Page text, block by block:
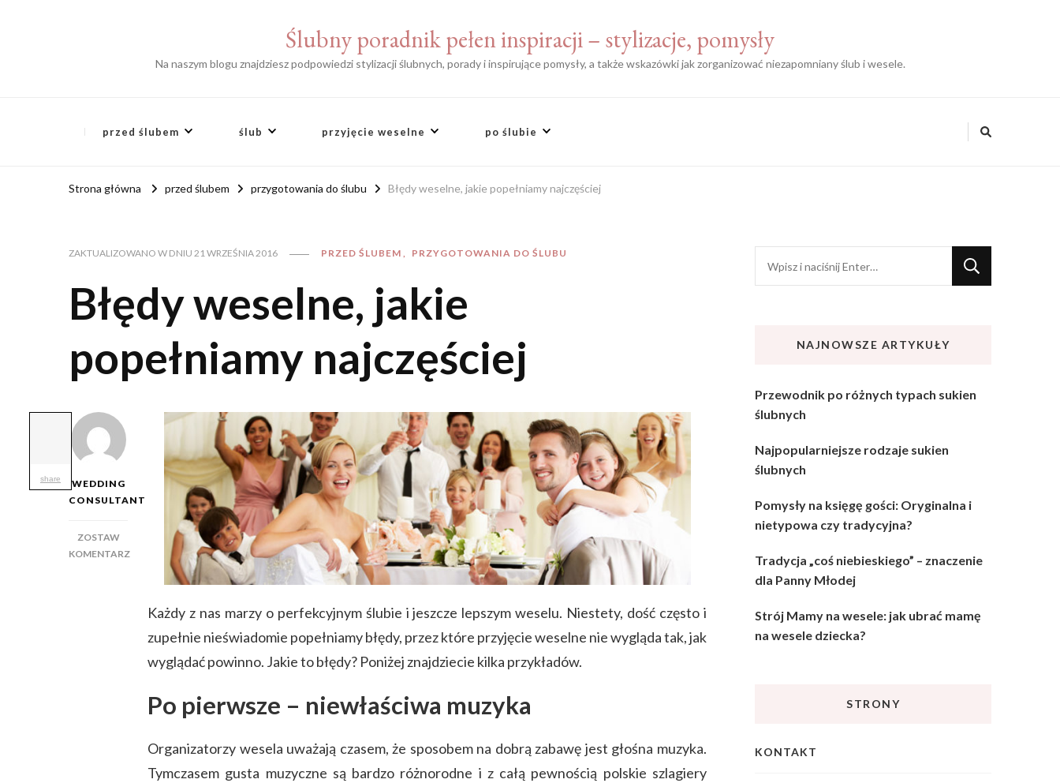
Ślubny poradnik pełen inspiracji – stylizacje, pomysły
Na naszym blogu znajdziesz podpowiedzi stylizacji ślubnych, porady i inspirujące pomysły, a także wskazówki jak zorganizować niezapomniany ślub i wesele.
przed ślubem ślub przyjęcie weselne po ślubie
Strona główna przed ślubem przygotowania do ślubu Błędy weselne, jakie popełniamy najczęściej
ZAKTUALIZOWANO W DNIU 21 WRZEŚNIA 2016 PRZED ŚLUBEM PRZYGOTOWANIA DO ŚLUBU
Błędy weselne, jakie
popełniamy najczęściej
WEDDING
CONSULTANT
ZOSTAW
KOMENTARZ
POPEŁNIAMY
share
Każdy z nas marzy o perfekcyjnym ślubie i jeszcze lepszym weselu. Niestety, dość często i
zupełnie nieświadomie popełniamy błędy, przez które przyjęcie weselne nie wygląda tak, jak
wyglądać powinno. Jakie to błędy? Poniżej znajdziecie kilka przykładów.
Po pierwsze – niewłaściwa muzyka
Organizatorzy wesela uważają czasem, że sposobem na dobrą zabawę jest głośna muzyka.
Tymczasem gusta muzyczne są bardzo różnorodne i z całą pewnością polskie szlagiery
czegoś?
NAJNOWSZE ARTYKUŁY
Przewodnik po różnych typach sukien
ślubnych
Najpopularniejsze rodzaje sukien
ślubnych
Pomysły na księgę gości: Oryginalna i
nietypowa czy tradycyjna?
Tradycja „coś niebieskiego” – znaczenie
dla Panny Młodej
Strój Mamy na wesele: jak ubrać mamę
na wesele dziecka?
STRONY
KONTAKT